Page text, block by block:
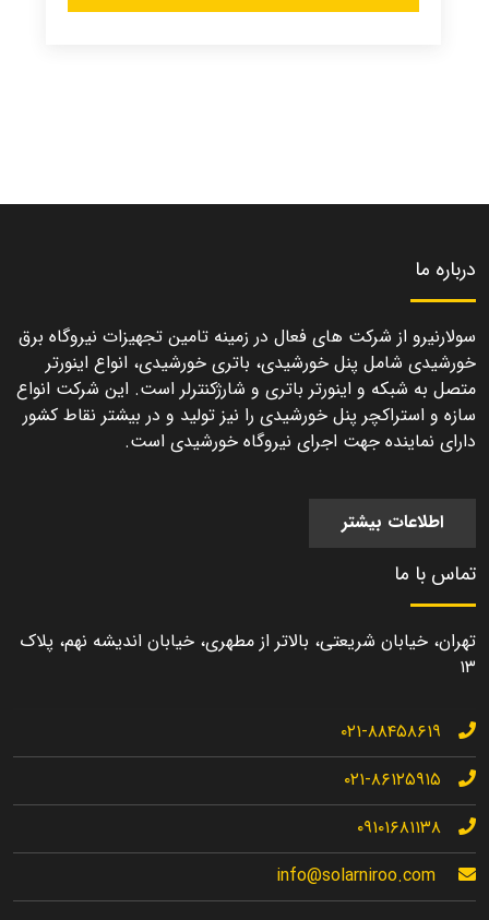
درباره ما
سولارنیرو از شرکت های فعال در زمینه تامین تجهیزات نیروگاه برق
خورشیدی شامل پنل خورشیدی، باتری خورشیدی، انواع اینورتر
متصل به شبکه و اینورتر باتری و شارژکنترلر است. این شرکت انواع
سازه و استراکچر پنل خورشیدی را نیز تولید و در بیشتر نقاط کشور
دارای نماینده جهت اجرای نیروگاه خورشیدی است.
اطلاعات بیشتر
تماس با ما
تهران، خیابان شریعتی، بالاتر از مطهری، خیابان اندیشه نهم، پلاک
۱۳
۰۲۱-۸۸۴۵۸۶۱۹
۰۲۱-۸۶۱۲۵۹۱۵
۰۹۱۰۱۶۸۱۱۳۸
info@solarniroo.com